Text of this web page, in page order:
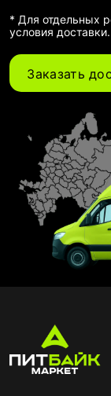
* Для отдельных
условия
Заказать